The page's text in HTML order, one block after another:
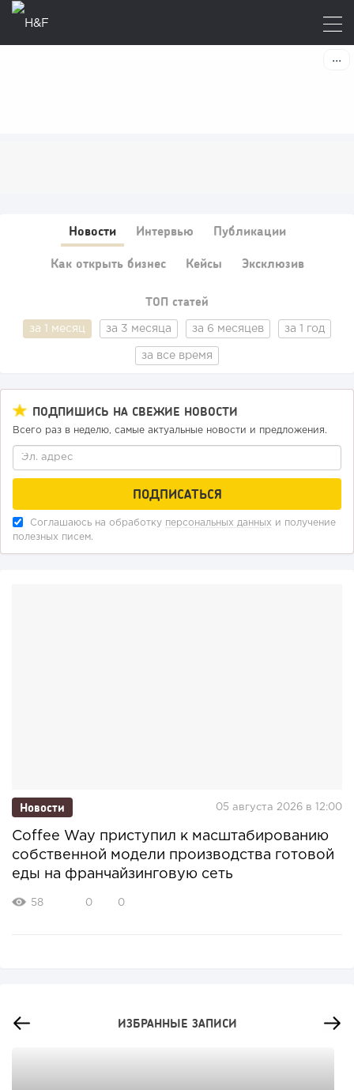
Новости Интервью Публикации
Как открыть бизнес Кейсы Эксклюзив
ТОП статей
за 1 месяц за 3 месяца за 6 месяцев за 1 год
за все время
ПОДПИШИСЬ НА СВЕЖИЕ НОВОСТИ
Всего раз в неделю, самые актуальные новости и предложения.
Соглашаюсь на обработку персональных данных и получение
полезных писем.
Новости 05 августа 2026 в 12:00
Coffee Way приступил к масштабированию
собственной модели производства готовой
еды на франчайзинговую сеть
58 0 0
ИЗБРАННЫЕ ЗАПИСИ